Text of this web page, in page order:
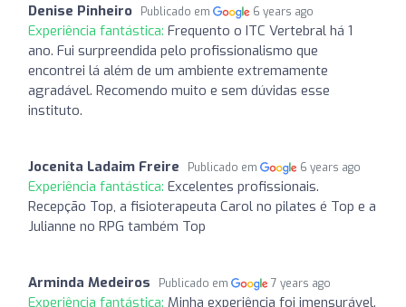
Denise Pinheiro Publicado em 6 years ago
Experiência fantástica: Frequento o ITC Vertebral há 1
ano. Fui surpreendida pelo profissionalismo que
encontrei lá além de um ambiente extremamente
agradável. Recomendo muito e sem dúvidas esse
instituto.
Jocenita Ladaim Freire Publicado em 6 years ago
Experiência fantástica: Excelentes profissionais.
Recepção Top, a fisioterapeuta Carol no pilates é Top e a
Julianne no RPG também Top
Arminda Medeiros Publicado em 7 years ago
Experiência fantástica: Minha experiência foi imensurável.